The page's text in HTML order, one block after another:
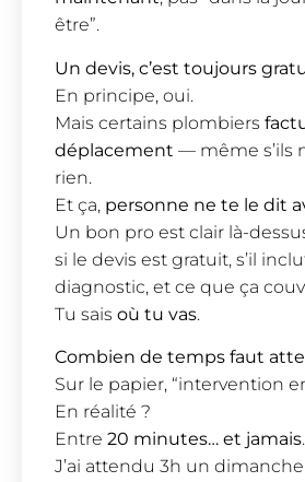
être”.
Un devis, c’est toujours
En principe, oui.
Mais certains plombiers
déplacement — même s’ils
rien.
Et ça, personne ne te le dit
Un bon pro est clair là-
si le devis est gratuit, s’il
diagnostic, et ce que ça
Tu sais où tu vas.
Combien de temps faut
Sur le papier, “intervention
En réalité ?
Entre 20 minutes… et jamais.
J’ai attendu 3h un